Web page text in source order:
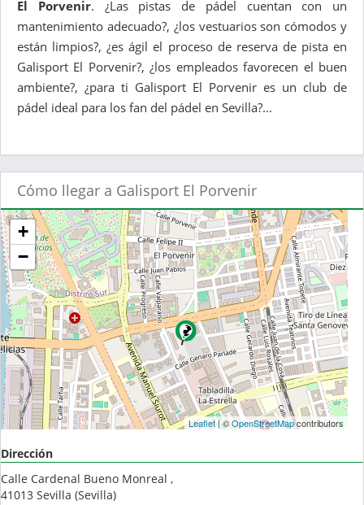
El Porvenir. ¿Las pistas de pádel cuentan con un
mantenimiento adecuado?, ¿los vestuarios son cómodos y
están limpios?, ¿es ágil el proceso de reserva de pista en
Galisport El Porvenir?, ¿los empleados favorecen el buen
ambiente?, ¿para ti Galisport El Porvenir es un club de
pádel ideal para los fan del pádel en Sevilla?...
Cómo llegar a Galisport El Porvenir
+
−
Leaflet| ©OpenStreetMapcontributors
Dirección
Calle Cardenal Bueno Monreal ,
41013 Sevilla (Sevilla)